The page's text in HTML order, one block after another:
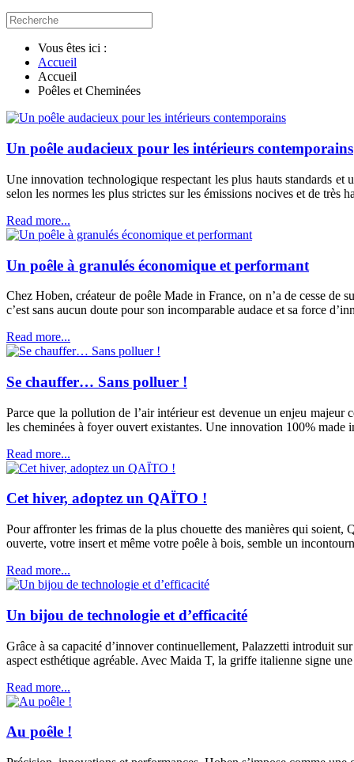
Vous êtes ici :
Accueil
Accueil
Poêles et Cheminées
Un poêle audacieux pour les intérieurs contemporains
Une innovation technologique respectant les plus hauts standards
selon les normes les plus strictes sur les émissions nocives et de très
Read more...
Un poêle à granulés économique et performant
Chez Hoben, créateur de poêle Made in France, on n’a de cesse de
c’est sans aucun doute pour son incomparable audace et sa force
Read more...
Se chauffer… Sans polluer !
Parce que la pollution de l’air intérieur est devenue un enjeu
les cheminées à foyer ouvert existantes. Une innovation 100% made
Read more...
Cet hiver, adoptez un QAÏTO !
Pour affronter les frimas de la plus chouette des manières qui
ouverte, votre insert et même votre poêle à bois, semble un
Read more...
Un bijou de technologie et d’efficacité
Grâce à sa capacité d’innover continuellement, Palazzetti introduit
aspect esthétique agréable. Avec Maida T, la griffe italienne signe
Read more...
Au poêle !